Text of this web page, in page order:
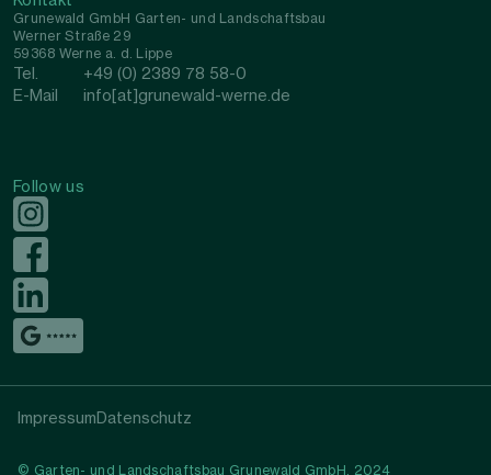
Grunewald GmbH Garten- und Landschaftsbau
Werner Straße 29
59368 Werne a. d. Lippe
Tel.
+49 (0) 2389 78 58-0
E-Mail
info[at]grunewald-werne.de
Follow us
© Garten- und Landschaftsbau Grunewald GmbH, 2024
ImpressumDatenschutz